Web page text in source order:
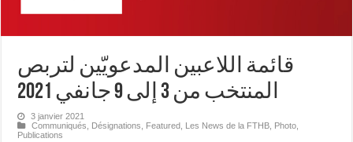
قائمة اللاعبين المدعويّين لتربص
المنتخب من 3 إلى 9 جانفي 2021
3 janvier 2021
Communiqués
Désignations Featured Les News de la FTHB Photo
Publications